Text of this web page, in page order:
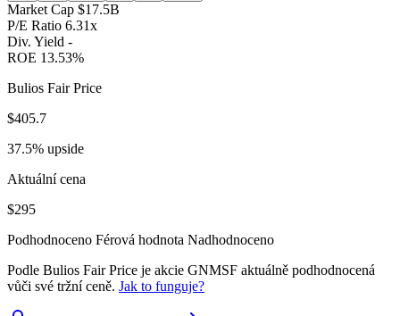
Market Cap $17.5B
P/E Ratio 6.31x
Div. Yield -
ROE 13.53%
Bulios Fair Price
$405.7
37.5% upside
Aktuální cena
$295
Podhodnoceno Férová hodnota Nadhodnoceno
Podle Bulios Fair Price je akcie GNMSF aktuálně podhodnocená
vůči své tržní ceně. Jak to funguje?